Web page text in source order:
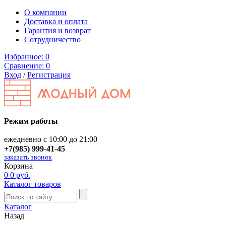
О компании
Доставка и оплата
Гарантия и возврат
Сотрудничество
Избранное: 0
Сравнение: 0
Вход /Регистрация
Режим работы
ежедневно с 10:00 до 21:00
+7(985) 999-41-45
заказать звонок
Корзина
0 0 руб.
Каталог товаров
Каталог
Назад